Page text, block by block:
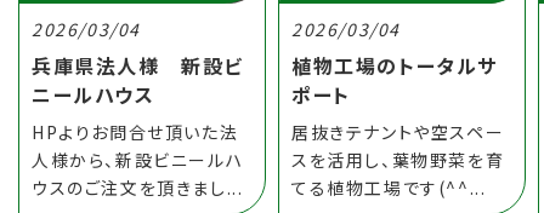
2026/03/04
兵庫県法人様 新設ビ
ニールハウス
HPよりお問合せ頂いた法
人様から、新設ビニールハ
ウスのご注文を頂きまし...
2026/03/04
植物工場のトータルサ
ポート
居抜きテナントや空スペー
スを活用し、葉物野菜を育
てる植物工場です(^^...